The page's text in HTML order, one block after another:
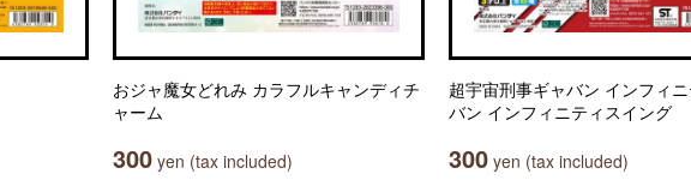
おジャ魔女どれみ カラフルキャンディチ
ャーム
300 yen (tax included)
超宇宙刑事ギャバン インフィ
バン インフィニティスイング
300 yen (tax included)